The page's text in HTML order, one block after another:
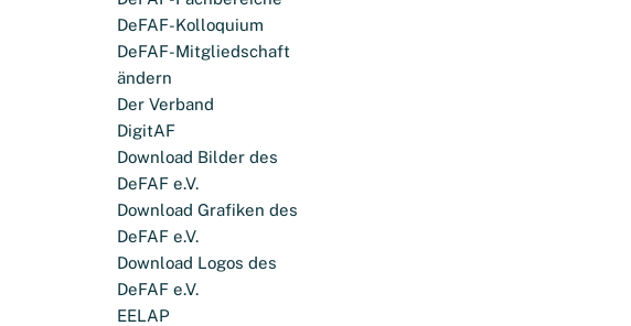
DeFAF-Kolloquium
DeFAF-Mitgliedschaft
ändern
Der Verband
DigitAF
Download Bilder des
DeFAF e.V.
Download Grafiken des
DeFAF e.V.
Download Logos des
DeFAF e.V.
EELAP